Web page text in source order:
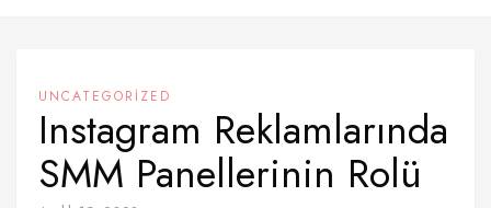
UNCATEGORIZED
Instagram Reklamlarında
SMM Panellerinin Rolü